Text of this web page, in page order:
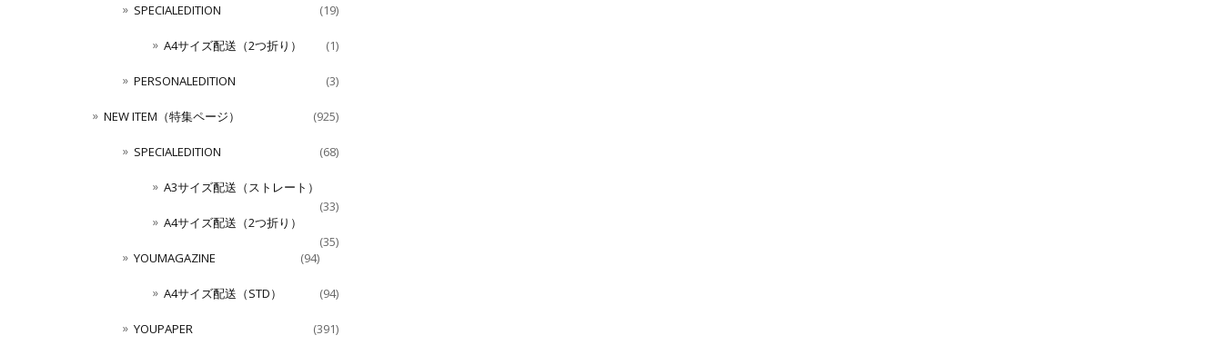
SPECIALEDITION (19)
A4サイズ配送（2つ折り） (1)
PERSONALEDITION (3)
NEW ITEM（特集ページ） (925)
SPECIALEDITION (68)
A3サイズ配送（ストレート）
(33)
A4サイズ配送（2つ折り）
(35)
YOUMAGAZINE
(94)
A4サイズ配送（STD） (94)
YOUPAPER (391)